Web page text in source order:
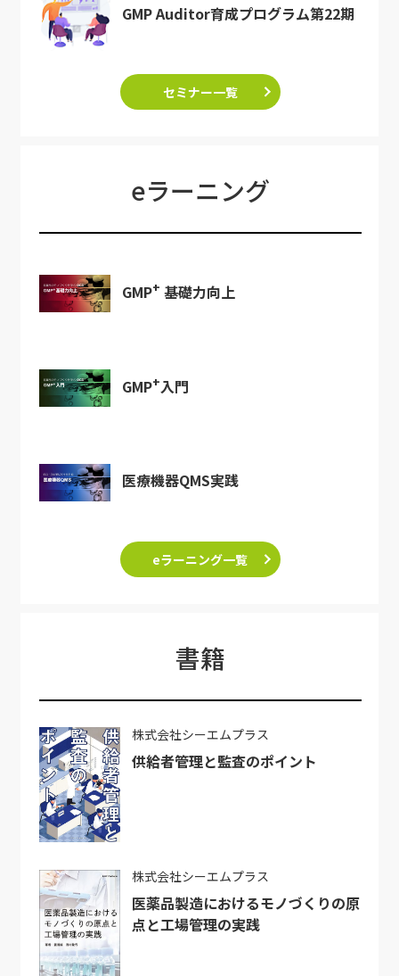
GMP Auditor育成プログラム第22期
セミナー一覧
eラーニング
GMP+ 基礎力向上
GMP+入門
医療機器QMS実践
eラーニング一覧
書籍
株式会社シーエムプラス
供給者管理と監査のポイント
株式会社シーエムプラス
医薬品製造におけるモノづくりの原
点と工場管理の実践